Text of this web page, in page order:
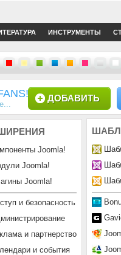
ИНСТРУМЕНТЫ
ДОБАВИТЬ
Joomla!
Joomla!
Joomla!
и безопасность
и партнерство
и события